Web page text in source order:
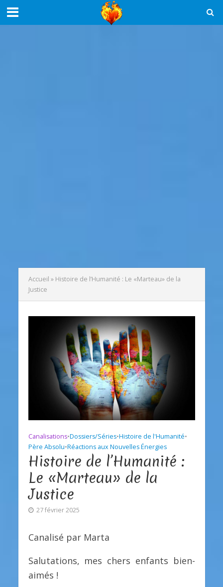
Accueil » Histoire de l’Humanité : Le «Marteau» de la
Justice
Canalisations•Dossiers/Séries•Histoire de l'Humanité•
Père Absolu•Réactions aux Nouvelles Énergies
Histoire de l’Humanité :
Le «Marteau» de la
Justice
27 février 2025
Canalisé par Marta
Salutations, mes chers enfants bien-
aimés !